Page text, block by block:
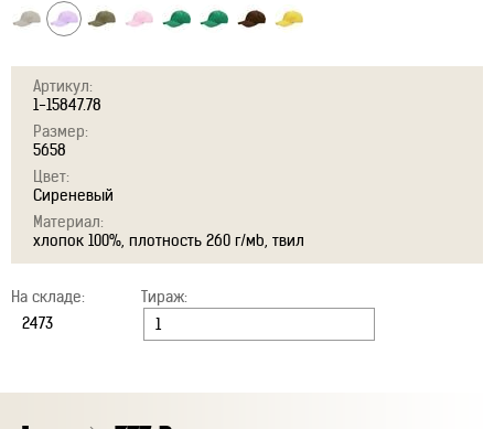
Артикул:
1-15847.78
Размер:
5658
Цвет:
Сиреневый
Материал:
хлопок 100%, плотность 260 г/мb, твил
На складе: Тираж: